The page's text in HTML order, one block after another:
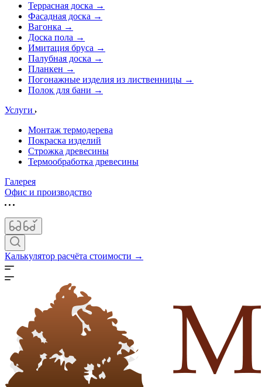
Террасная доска →
Фасадная доска →
Вагонка →
Доска пола →
Имитация бруса →
Палубная доска →
Планкен →
Погонажные изделия из лиственницы →
Полок для бани →
Услуги
Монтаж термодерева
Покраска изделий
Строжка древесины
Термообработка древесины
Галерея
Офис и производство
Калькулятор расчёта стоимости →